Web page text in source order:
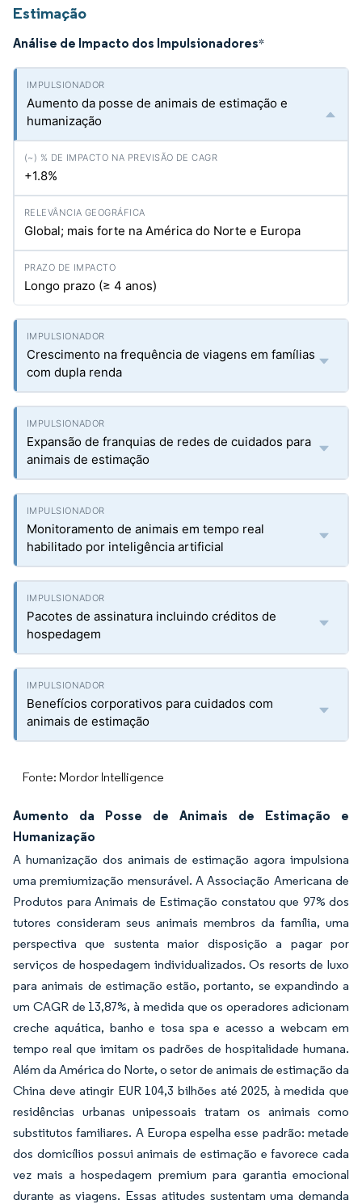
Estimação
Análise de Impacto dos Impulsionadores*
Aumento da posse de animais de estimação e
humanização
+1.8%
Global; mais forte na América do Norte e Europa
Longo prazo (≥ 4 anos)
Crescimento na frequência de viagens em famílias
com dupla renda
Expansão de franquias de redes de cuidados para
animais de estimação
Monitoramento de animais em tempo real
habilitado por inteligência artificial
Pacotes de assinatura incluindo créditos de
hospedagem
Benefícios corporativos para cuidados com
animais de estimação
Fonte: Mordor Intelligence
Aumento da Posse de Animais de Estimação e
Humanização
A humanização dos animais de estimação agora impulsiona
uma premiumização mensurável. A Associação Americana de
Produtos para Animais de Estimação constatou que 97% dos
tutores consideram seus animais membros da família, uma
perspectiva que sustenta maior disposição a pagar por
serviços de hospedagem individualizados. Os resorts de luxo
para animais de estimação estão, portanto, se expandindo a
um CAGR de 13,87%, à medida que os operadores adicionam
creche aquática, banho e tosa spa e acesso a webcam em
tempo real que imitam os padrões de hospitalidade humana.
Além da América do Norte, o setor de animais de estimação da
China deve atingir EUR 104,3 bilhões até 2025, à medida que
residências urbanas unipessoais tratam os animais como
substitutos familiares. A Europa espelha esse padrão: metade
dos domicílios possui animais de estimação e favorece cada
vez mais a hospedagem premium para garantia emocional
durante as viagens. Essas atitudes sustentam uma demanda